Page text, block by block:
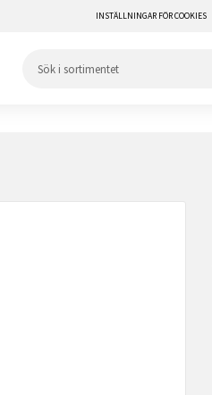
INSTÄLLNINGAR FÖR COOKIES